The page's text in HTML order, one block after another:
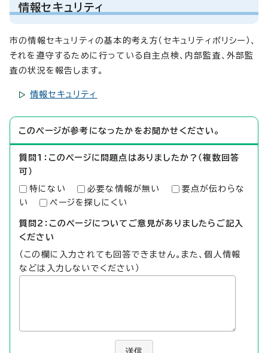
情報セキュリティ
市の情報セキュリティの基本的考え方（セキュリティポリシー）、
それを遵守するために行っている自主点検、内部監査、外部監
査の状況を報告します。
情報セキュリティ
このページが参考になったかをお聞かせください。
質問1：このページに問題点はありましたか？（複数回答
可）
特にない 必要な情報が無い
要点が伝わらな
い
ページを探しにくい
質問2：このページについてご意見がありましたらご記入
ください
（この欄に入力されても回答できません。また、個人情報
などは入力しないでください）
送信